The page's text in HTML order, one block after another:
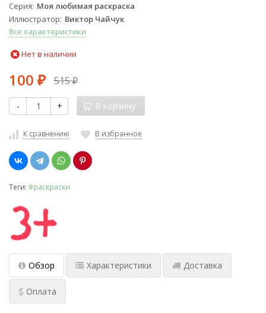
Серия Моя любимая раскраска
Иллюстратор Виктор Чайчук
Все характеристики
Нет в наличии
100 ₽ 515₽
- + В корзину
К сравнению В избранное
Теги: #раскраски
Обзор Характеристики Доставка
Оплата